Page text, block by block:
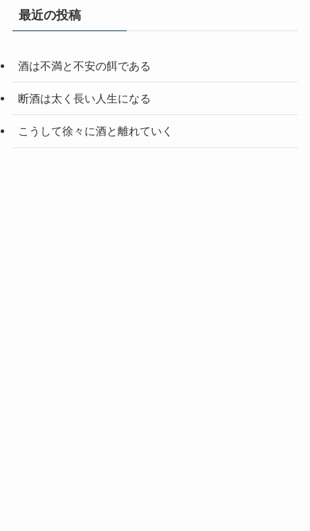
最近の投稿
酒は不満と不安の餌である
断酒は太く長い人生になる
こうして徐々に酒と離れていく